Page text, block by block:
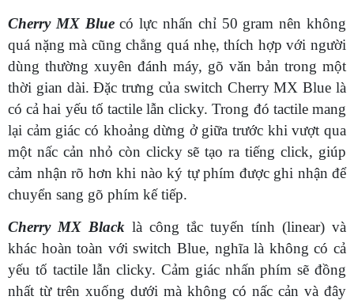
Cherry MX Bluecó lực nhấn chỉ 50 gram nên không
quá nặng mà cũng chẳng quá nhẹ, thích hợp với người
dùng thường xuyên đánh máy, gõ văn bản trong một
thời gian dài. Đặc trưng của switch Cherry MX Blue là
có cả hai yếu tố tactile lẫn clicky. Trong đó tactile mang
lại cảm giác có khoảng dừng ở giữa trước khi vượt qua
một nấc cản nhỏ còn clicky sẽ tạo ra tiếng click, giúp
cảm nhận rõ hơn khi nào ký tự phím được ghi nhận để
chuyển sang gõ phím kế tiếp.
Cherry MX Black là công tắc tuyến tính (linear) và
khác hoàn toàn với switch Blue, nghĩa là không có cả
yếu tố tactile lẫn clicky. Cảm giác nhấn phím sẽ đồng
nhất từ trên xuống dưới mà không có nấc cản và đây